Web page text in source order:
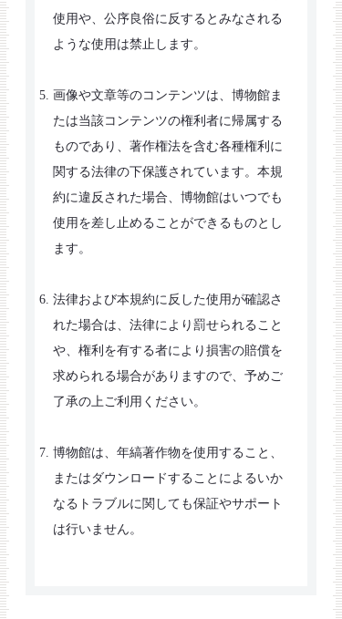
使用や、公序良俗に反するとみなされる
ような使用は禁止します。
画像や文章等のコンテンツは、博物館ま
たは当該コンテンツの権利者に帰属する
ものであり、著作権法を含む各種権利に
関する法律の下保護されています。本規
約に違反された場合、博物館はいつでも
使用を差し止めることができるものとし
ます。
法律および本規約に反した使用が確認さ
れた場合は、法律により罰せられること
や、権利を有する者により損害の賠償を
求められる場合がありますので、予めご
了承の上ご利用ください。
博物館は、年縞著作物を使用すること、
またはダウンロードすることによるいか
なるトラブルに関しても保証やサポート
は行いません。